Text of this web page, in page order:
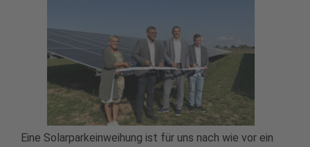
Eine Solarparkeinweihung ist für uns nach wie vor ein